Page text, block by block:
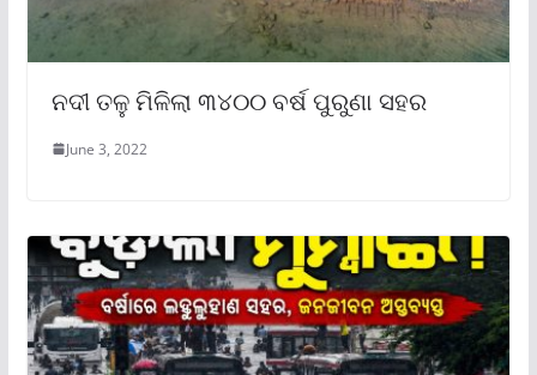
ନଦୀ ତଳୁ ମିଳିଲା ୩୪୦୦ ବର୍ଷ ପୁରୁଣା ସହର
June 3, 2022